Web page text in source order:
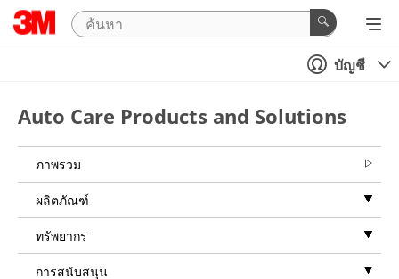
บัญชี
Auto Care Products and Solutions
ภาพรวม
ผลิตภัณฑ์
ทรัพยากร
การสนับสนุน